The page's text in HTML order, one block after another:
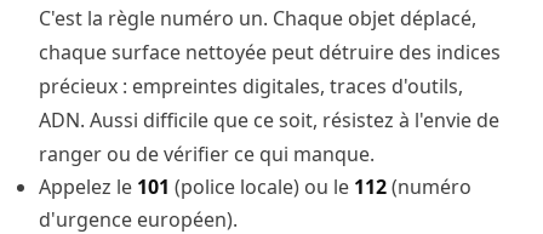
C'est la règle numéro un. Chaque objet déplacé,
chaque surface nettoyée peut détruire des indices
précieux : empreintes digitales, traces d'outils,
ADN. Aussi difficile que ce soit, résistez à l'envie de
ranger ou de vérifier ce qui manque.
Appelez le 101 (police locale) ou le 112(numéro
d'urgence européen).